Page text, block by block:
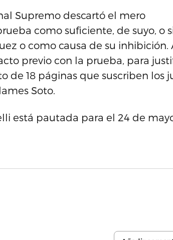
Supremo descartó el mero
como suficiente, de suyo, o
o como causa de su inhibición.
previo con la prueba, para
de 18 páginas que suscriben los
Soto.
está pautada para el 24 de